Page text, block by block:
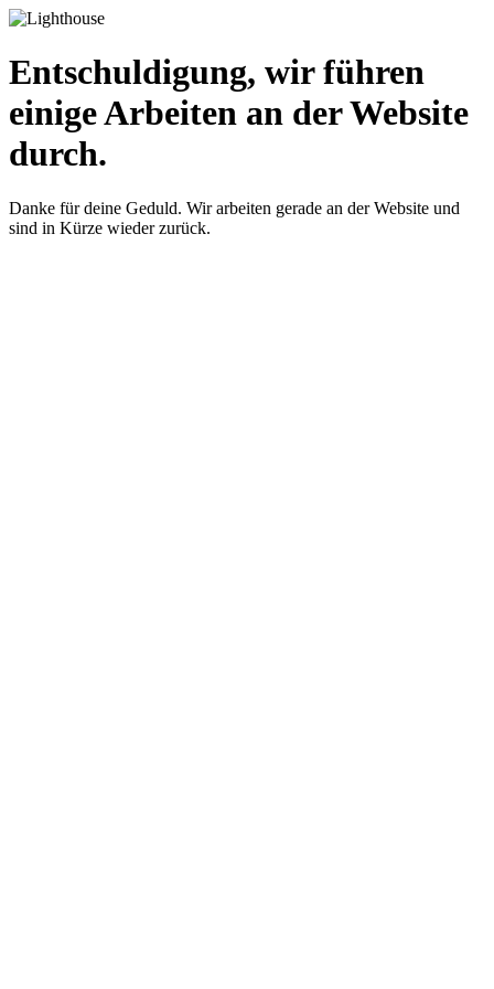
Entschuldigung, wir führen
einige Arbeiten an der Website
durch.
Danke für deine Geduld. Wir arbeiten gerade an der Website und
sind in Kürze wieder zurück.